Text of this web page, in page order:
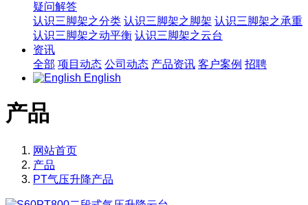
疑问解答
认识三脚架之分类 认识三脚架之脚架 认识三脚架之承重
认识三脚架之动平衡 认识三脚架之云台
资讯
全部 项目动态 公司动态 产品资讯 客户案例 招聘
English
产品
网站首页
产品
PT气压升降产品